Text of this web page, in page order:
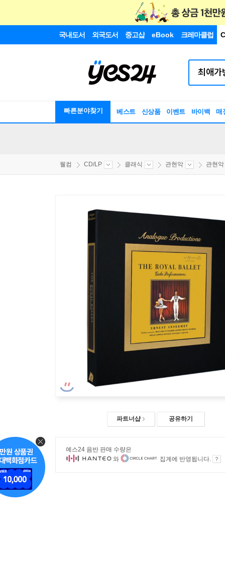
국내도서 외국도서 중고샵 eBook 크레마클럽
빠른분야찾기 베스트 신상품 이벤트 바이백 매
웰컴 CD/LP 클래식 관현악 관현
파트너샵 공유하기
예스24 음반 판매 수량은
와
집계에 반영됩니다.